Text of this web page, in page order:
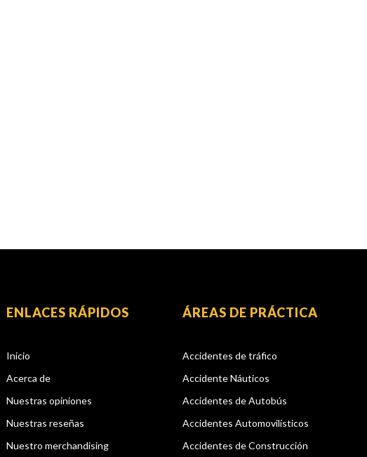
ENLACES RÁPIDOS
Inicio
Acerca de
Nuestras opiniones
Nuestras reseñas
Nuestro merchandising
ÁREAS DE PRÁCTICA
Accidentes de tráfico
Accidente Náuticos
Accidentes de Autobús
Accidentes Automovilísticos
Accidentes de Construcción